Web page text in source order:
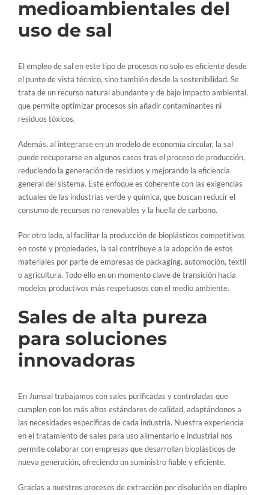
medioambientales del
uso de sal
El empleo de sal en este tipo de procesos no solo es eficiente desde
el punto de vista técnico, sino también desde la sostenibilidad. Se
trata de un recurso natural abundante y de bajo impacto ambiental,
que permite optimizar procesos sin añadir contaminantes ni
residuos tóxicos.
Además, al integrarse en un modelo de economía circular, la sal
puede recuperarse en algunos casos tras el proceso de producción,
reduciendo la generación de residuos y mejorando la eficiencia
general del sistema. Este enfoque es coherente con las exigencias
actuales de las industrias verde y química, que buscan reducir el
consumo de recursos no renovables y la huella de carbono.
Por otro lado, al facilitar la producción de bioplásticos competitivos
en coste y propiedades, la sal contribuye a la adopción de estos
materiales por parte de empresas de packaging, automoción, textil
o agricultura. Todo ello en un momento clave de transición hacia
modelos productivos más respetuosos con el medio ambiente.
Sales de alta pureza
para soluciones
innovadoras
En Jumsal trabajamos con sales purificadas y controladas que
cumplen con los más altos estándares de calidad, adaptándonos a
las necesidades específicas de cada industria. Nuestra experiencia
en el tratamiento de sales para uso alimentario e industrial nos
permite colaborar con empresas que desarrollan bioplásticos de
nueva generación, ofreciendo un suministro fiable y eficiente.
Gracias a nuestros procesos de extracción por disolución en diapiro